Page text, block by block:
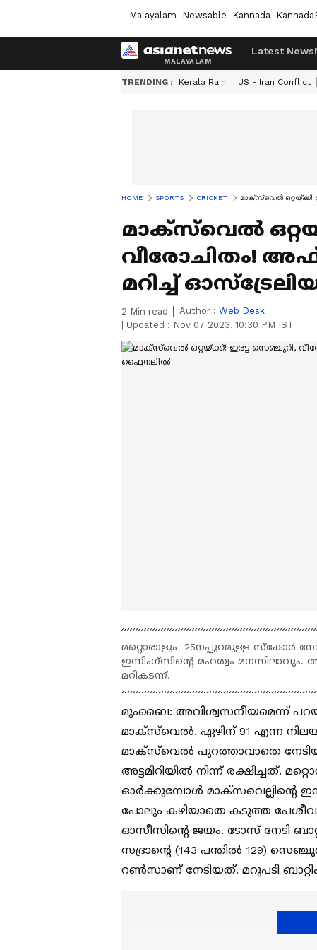
Malayalam Newsable Kannada
Latest News
TRENDING : Kerala Rain US - Iran Conflict
HOME SPORTS CRICKET മാക്‌സ്‌വെല്‍ ഒറ്റയ്ക്ക്!
മാക്‌സ്‌വെല്‍
വീരോചിതം!
മറിച്ച്
2 Min read Author : Web Desk
Updated : Nov 07 2023, 10:30 PM IST
മറ്റൊരാളും 25നപ്പുറമുള്ള സ്‌കോര്‍
ഇന്നിംഗ്‌സിന്റെ മഹത്വം
മറികടന്ന്.
മുംബൈ: അവിശ്വസനീയമെന്ന്
മാക്‌സ്‌വെല്‍. ഏഴിന് 91 എന്ന
മാക്‌സ്‌വെല്‍ പുറത്താവാതെ
അട്ടമിറിയില്‍ നിന്ന് രക്ഷിച്ചത്.
ഓര്‍ക്കുമ്പോള്‍ മാക്‌സവെല്ലിന്റെ
പോലും കഴിയാതെ കടുത്ത
ഓസീസിന്റെ ജയം. ടോസ് നേടി
സദ്രാന്റെ (143 പന്തില്‍ 129)
റണ്‍സാണ് നേടിയത്. മറുപടി